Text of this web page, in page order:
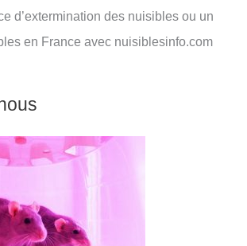
d’extermination des nuisibles ou un
en France avec nuisiblesinfo.com